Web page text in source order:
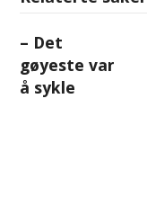
– Det
gøyeste var
å sykle